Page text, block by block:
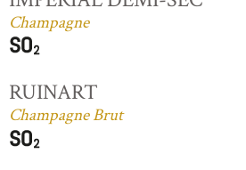
Champagne
RUINART
Champagne Brut